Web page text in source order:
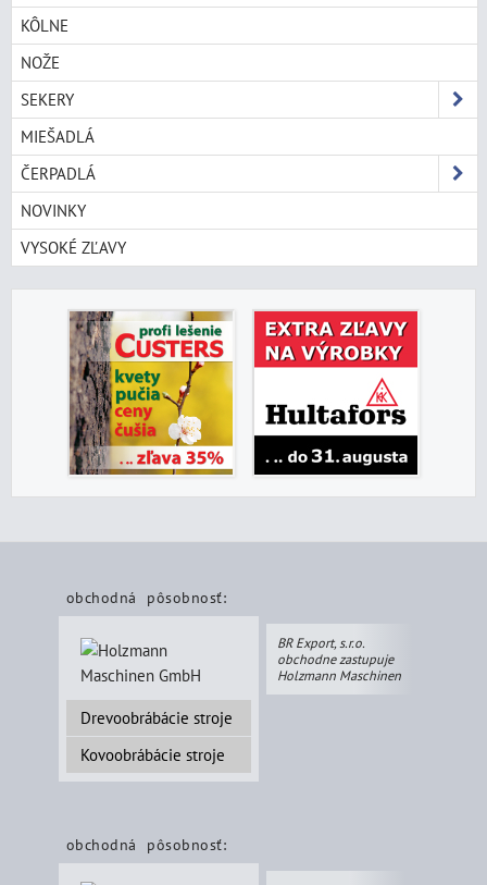
KÔLNE
NOŽE
SEKERY
MIEŠADLÁ
ČERPADLÁ
NOVINKY
VYSOKÉ ZĽAVY
obchodná pôsobnosť:
Drevoobrábácie stroje
Kovoobrábácie stroje
BR Export, s.r.o.
obchodne zastupuje
Holzmann Maschinen
obchodná pôsobnosť: